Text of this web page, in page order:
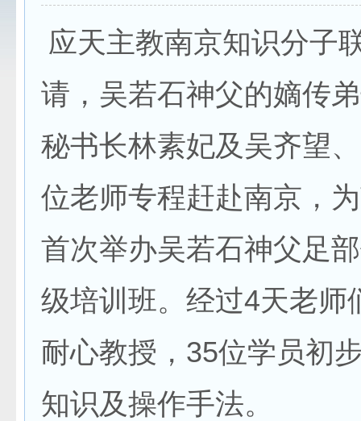
应天主教南京知识分子
请，吴若石神父的嫡传
秘书长林素妃及吴齐望
位老师专程赶赴南京，
首次举办吴若石神父足
级培训班。经过4天老师
耐心教授，35位学员初
知识及操作手法。